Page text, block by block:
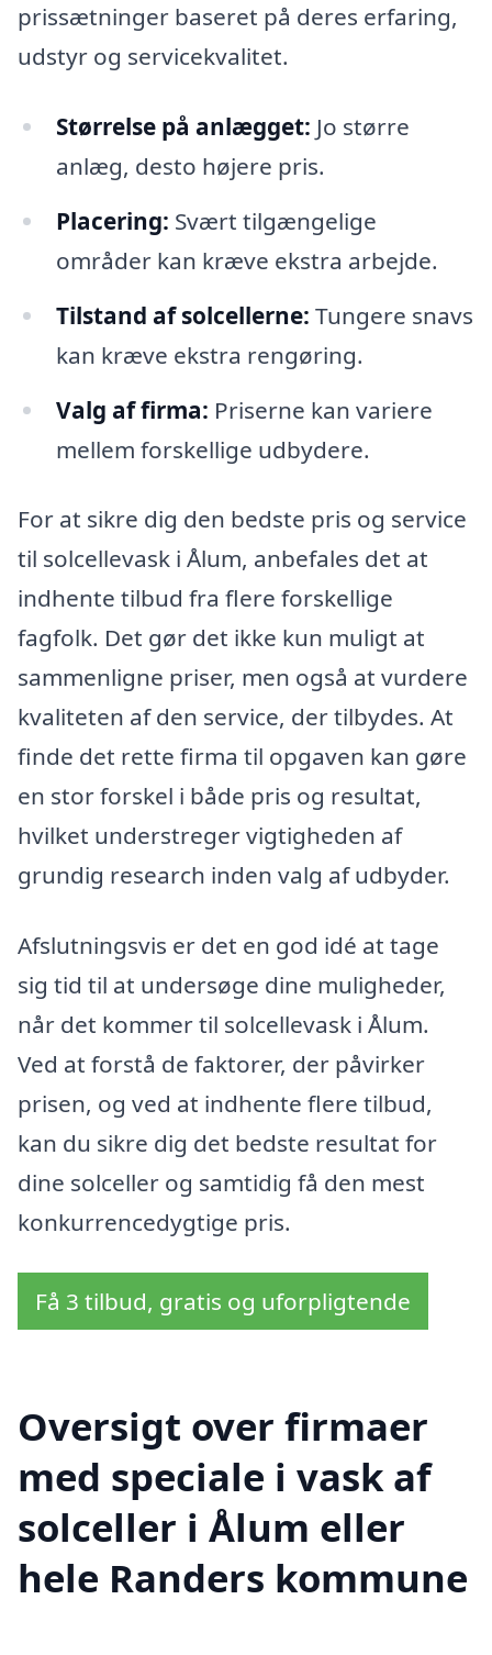
prissætninger baseret på deres erfaring,
udstyr og servicekvalitet.
Størrelse på anlægget: Jo større
anlæg, desto højere pris.
Placering: Svært tilgængelige
områder kan kræve ekstra arbejde.
Tilstand af solcellerne: Tungere snavs
kan kræve ekstra rengøring.
Valg af firma: Priserne kan variere
mellem forskellige udbydere.
For at sikre dig den bedste pris og service
til solcellevask i Ålum, anbefales det at
indhente tilbud fra flere forskellige
fagfolk. Det gør det ikke kun muligt at
sammenligne priser, men også at vurdere
kvaliteten af den service, der tilbydes. At
finde det rette firma til opgaven kan gøre
en stor forskel i både pris og resultat,
hvilket understreger vigtigheden af
grundig research inden valg af udbyder.
Afslutningsvis er det en god idé at tage
sig tid til at undersøge dine muligheder,
når det kommer til solcellevask i Ålum.
Ved at forstå de faktorer, der påvirker
prisen, og ved at indhente flere tilbud,
kan du sikre dig det bedste resultat for
dine solceller og samtidig få den mest
konkurrencedygtige pris.
Få 3 tilbud, gratis og uforpligtende
Oversigt over firmaer
med speciale i vask af
solceller i Ålum eller
hele Randers kommune